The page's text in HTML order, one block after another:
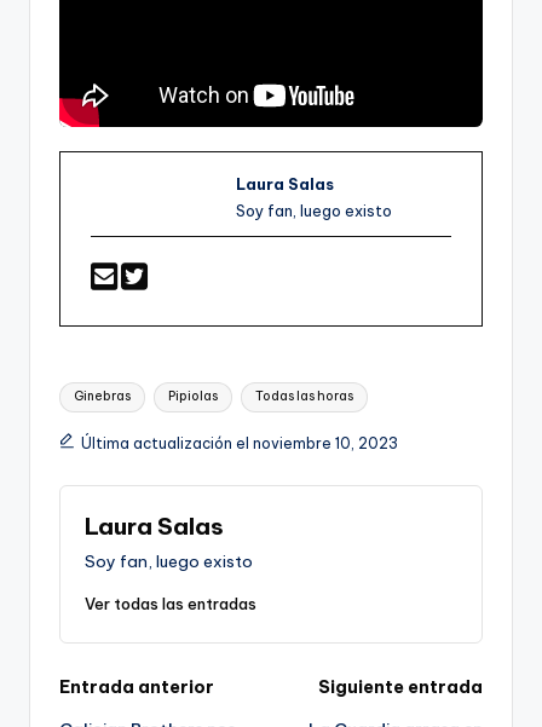
Laura Salas
Soy fan, luego existo
Etiquetas:
Ginebras Pipiolas Todas las horas
Última actualización el noviembre 10, 2023
Laura Salas
Soy fan, luego existo
Ver todas las entradas
Navegación
Entrada anterior
Siguiente entrada